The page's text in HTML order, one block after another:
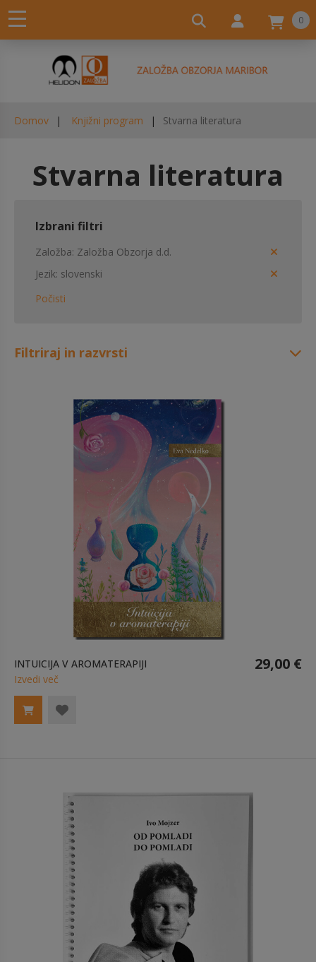
0
Domov Knjižni program Stvarna literatura
Stvarna literatura
INTUICIJA V AROMATERAPIJI 29,00 €
Izvedi več
Izbrani filtri
Založba Založba Obzorja d.d.
Jezik slovenski
Počisti
Filtriraj in razvrsti